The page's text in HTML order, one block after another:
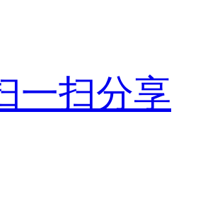
一扫分享